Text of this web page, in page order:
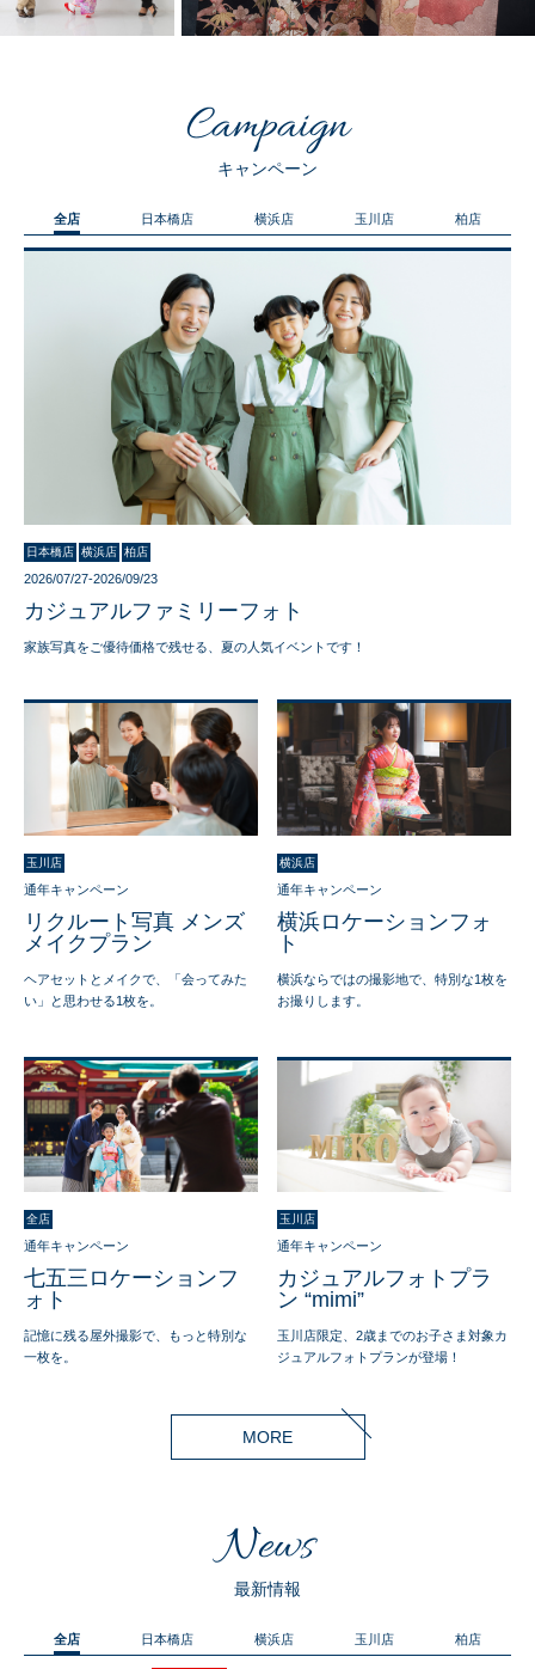
Campaign
キャンペーン
全店 日本橋店 横浜店 玉川店 柏店
日本橋店 横浜店 柏店
2026/07/27-2026/09/23
カジュアルファミリーフォト
家族写真をご優待価格で残せる、夏の人気イベントです！
玉川店
通年キャンペーン
リクルート写真 メンズ
メイクプラン
ヘアセットとメイクで、「会ってみた
い」と思わせる1枚を。
横浜店
通年キャンペーン
横浜ロケーションフォ
ト
横浜ならではの撮影地で、特別な1枚を
お撮りします。
全店
通年キャンペーン
七五三ロケーションフ
ォト
記憶に残る屋外撮影で、もっと特別な
一枚を。
玉川店
通年キャンペーン
カジュアルフォトプラ
ン “mimi”
玉川店限定、2歳までのお子さま対象カ
ジュアルフォトプランが登場！
MORE
News
最新情報
全店 日本橋店 横浜店 玉川店 柏店